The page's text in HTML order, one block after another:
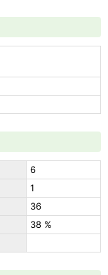
6
1
36
38 %